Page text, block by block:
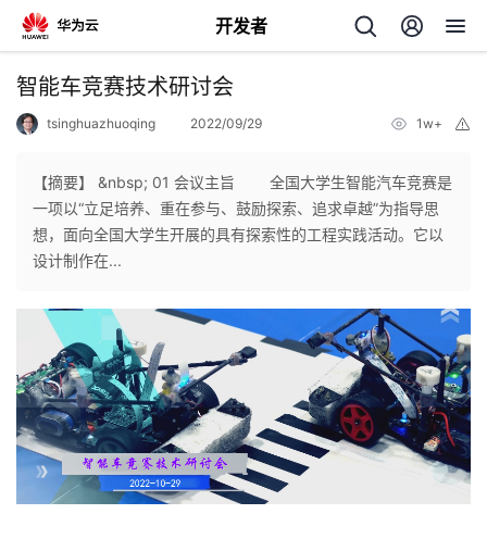
开发者
返
个
人
主
页
我
的
开
发
智能车竞赛技术研讨会
tsinghuazhuoqing 2022/09/29 1w+
【摘要】 &nbsp; 01 会议主旨 全国大学生智能汽车竞赛是
一项以“立足培养、重在参与、鼓励探索、追求卓越”为指导思
想，面向全国大学生开展的具有探索性的工程实践活动。它以
设计制作在...